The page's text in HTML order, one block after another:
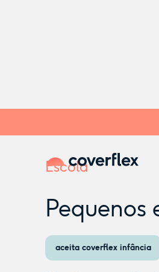
Escola
Pequenos
aceita coverflex infância